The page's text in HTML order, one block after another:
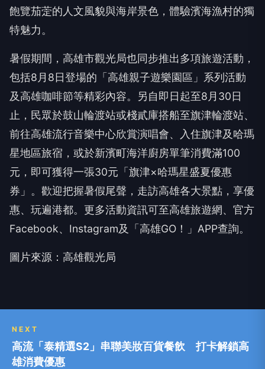
飽覽茄萣的人文風貌與海岸景色，體驗濱海漁村的獨
特魅力。
暑假期間，高雄市觀光局也同步推出多項旅遊活動，
包括8月8日登場的「高雄親子遊樂園區」系列活動
及高雄咖啡節等精彩內容。另自即日起至8月30日
止，民眾於鼓山輪渡站或棧貳庫搭船至旗津輪渡站、
前往高雄流行音樂中心欣賞演唱會、入住旗津及哈瑪
星地區旅宿，或於新濱町海洋廚房單筆消費滿100
元，即可獲得一張30元「旗津×哈瑪星盛夏優惠
券」。歡迎把握暑假尾聲，走訪高雄各大景點，享優
惠、玩遍港都。更多活動資訊可至高雄旅遊網、官方
Facebook、Instagram及「高雄GO！」APP查詢。
圖片來源：高雄觀光局
NEXT
高流「泰精選S2」串聯美妝百貨餐飲 打卡解鎖高
雄消費優惠